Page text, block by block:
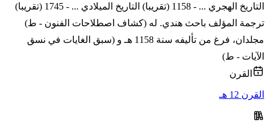
التاريخ الهجري ... - 1158 (تقريبا) التاريخ الميلادي ... - 1745 (تقريبا)
ترجمة المؤلف باحث هندي. له (كشاف اصطلاحات الفنون - ط)
مجلدان، فرغ من تأليفه سنة 1158 هـ و (سبق الغايات في نسق
الآيات - ط)
القرن
القرن 12 هـ